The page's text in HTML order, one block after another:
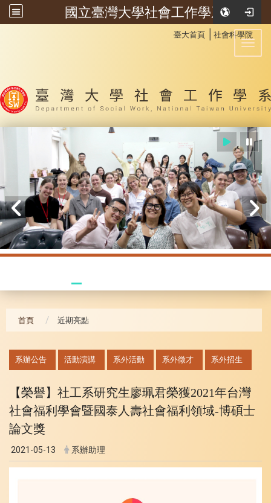
國立臺灣大學社會工作學系
臺大首頁 社會科學院
首頁 近期亮點
系辦公告 活動演講 系外活動 系外徵才 系外招生
【榮譽】社工系研究生廖珮君榮獲2021年台灣
社會福利 學會暨國泰人壽社會福利領域-博碩士
論文獎
2021-05-13 系辦助理